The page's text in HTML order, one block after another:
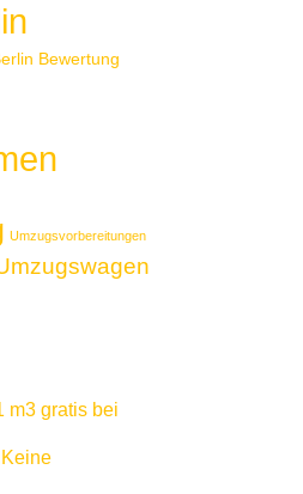
Bewertung
Umzugsvorbereitungen
m3 gratis bei